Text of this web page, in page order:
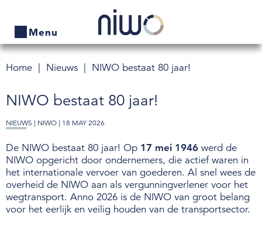
Menu
Home
Producten
Bedrijven zoeken
Actueel
Thema's
Contact
Home Nieuws NIWO bestaat 80 jaar!
NIWO bestaat 80 jaar!
NIEUWS | NIWO | 18 MAY 2026
De NIWO bestaat 80 jaar! Op 17 mei 1946 werd de
NIWO opgericht door ondernemers, die actief waren in
het internationale vervoer van goederen. Al snel wees de
overheid de NIWO aan als vergunningverlener voor het
wegtransport. Anno 2026 is de NIWO van groot belang
voor het eerlijk en veilig houden van de transportsector.